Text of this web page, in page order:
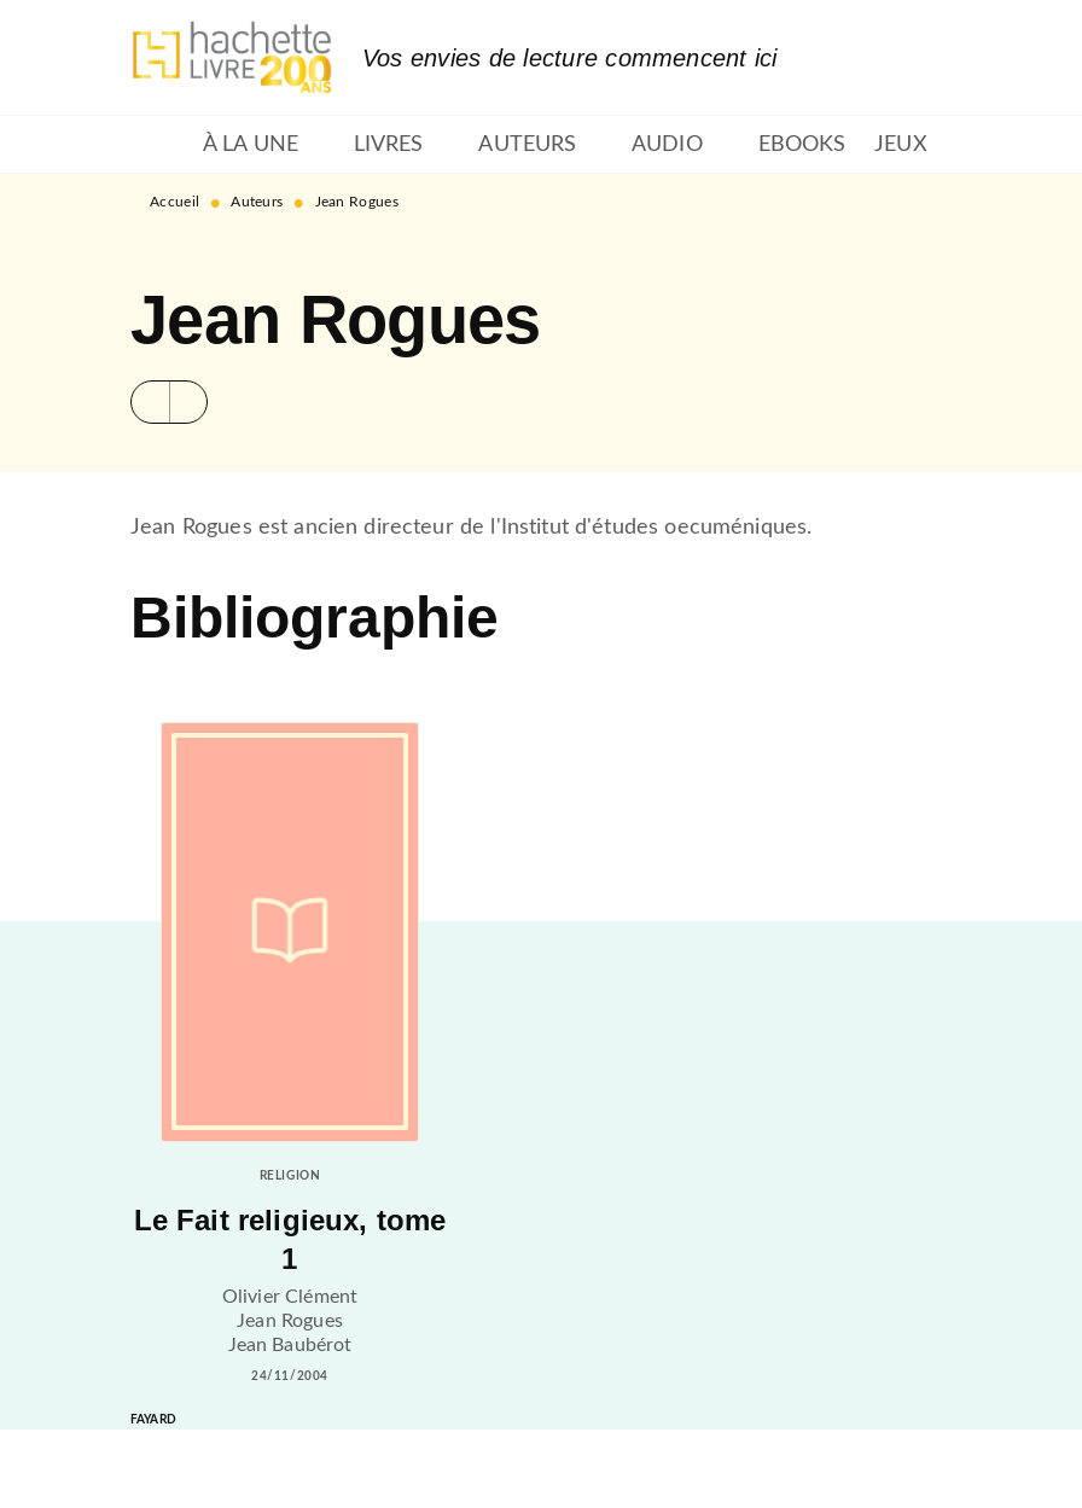
MENU RECHERCHE
Vos envies de lecture commencent ici
À LA UNE LIVRES AUTEURS AUDIO EBOOKS JEUX
Accueil • Auteurs • Jean Rogues
Jean Rogues
Jean Rogues est ancien directeur de l'Institut d'études oecuméniques.
Bibliographie
RELIGION
Le Fait religieux, tome
1
Olivier Clément
Jean Rogues
Jean Baubérot
24/11/2004
FAYARD